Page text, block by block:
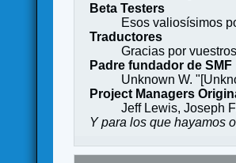
Beta Testers
Esos valiosísimos
Traductores
Gracias por
Padre fundador de SMF
Unknown W.
Project Managers
Jeff Lewis, Joseph
Y para los que hayamos